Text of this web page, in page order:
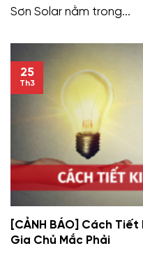
Sơn Solar nằm trong...
[CẢNH BÁO] Cách
Gia Chủ Mắc Phải
25
Th3